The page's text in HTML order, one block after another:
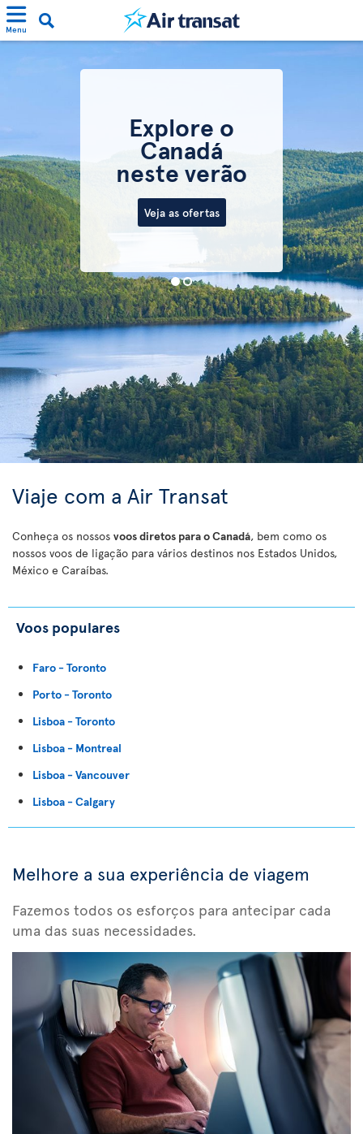
Menu
Explore o
Canadá
neste verão
Veja as ofertas
Viaje com a Air Transat
Conheça os nossos voos diretos para o Canadá, bem como os
nossos voos de ligação para vários destinos nos Estados Unidos,
México e Caraíbas.
Voos populares
Faro - Toronto
Porto - Toronto
Lisboa - Toronto
Lisboa - Montreal
Lisboa - Vancouver
Lisboa - Calgary
Melhore a sua experiência de viagem
Fazemos todos os esforços para antecipar cada
uma das suas necessidades.